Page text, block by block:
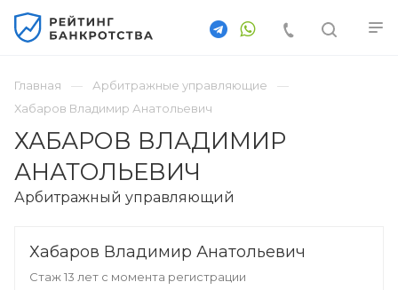
Главная
Арбитражные управляющие
Хабаров Владимир Анатольевич
ХАБАРОВ ВЛАДИМИР
АНАТОЛЬЕВИЧ
Арбитражный управляющий
Хабаров Владимир Анатольевич
Стаж 13 лет с момента регистрации